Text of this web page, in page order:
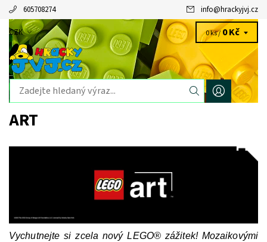
605708274 info@hrackyjvj.cz
CZK 0 ks /0 Kč
ART
Vychutnejte si zcela nový LEGO® zážitek! Mozaikovými